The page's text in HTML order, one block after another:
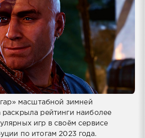
масштабной зимней
рейтинги наиболее
игр в своём сервисе
по итогам 2023 года.